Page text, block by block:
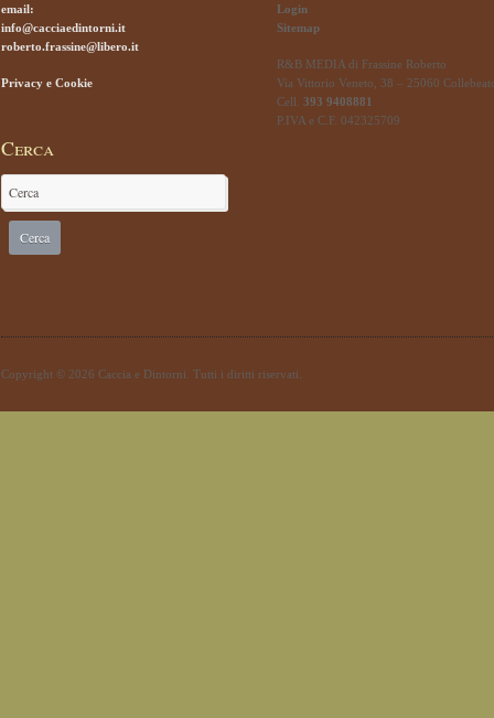
email:
info@cacciaedintorni.it
roberto.frassine@libero.it
Privacy e Cookie
Cerca
Login
Sitemap
R&B MEDIA di Frassine Roberto
Via Vittorio Veneto, 38 – 25060
Cell. 393 9408881
P.IVA e C.F. 042325709
Copyright © 2026 Caccia e Dintorni. Tutti i diritti riservati.